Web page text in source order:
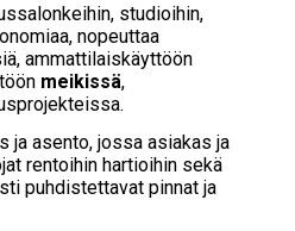
studioihin,
nopeuttaa
ammattilaiskäyttöön
meikissä,
ja asento, jossa asiakas ja
rentoihin hartioihin sekä
puhdistettavat pinnat ja